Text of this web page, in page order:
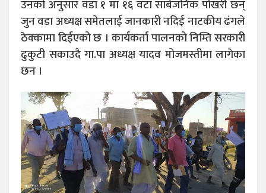
उनको अनुसार वडा १ मा १६ वटा सार्बजनिक पोखरी छन्
जुन वडा अध्यक्ष समेतलाई जानकारी नदिई नाटकीय ढंगले
ठेक्कामा दिईएको छ । कार्यकर्ता पालनको निम्ति सरकारी
ढुकुटी सकाउदै गा.पा अध्यक्ष यादव मोजमस्तीमा लागेका
छन ।